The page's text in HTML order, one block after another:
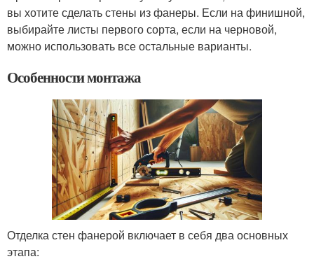
вы хотите сделать стены из фанеры. Если на финишной,
выбирайте листы первого сорта, если на черновой,
можно использовать все остальные варианты.
Особенности монтажа
Отделка стен фанерой включает в себя два основных
этапа: